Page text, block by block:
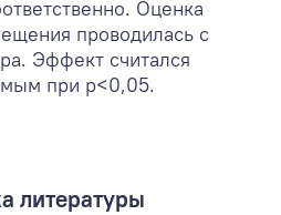
Оценка
проводилась с
Эффект считался
при p<0,05.
литературы